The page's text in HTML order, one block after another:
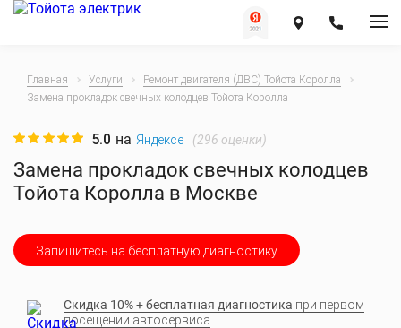
Главная Услуги
Ремонт двигателя (ДВС) Тойота Королла
Замена прокладок свечных колодцев Тойота Королла
Замена прокладок свечных колодцев
Тойота Королла в Москве
5.0 на Яндексе (296 оценки)
Запишитесь на бесплатную диагностику
Скидка 10% + бесплатная диагностика при первом
посещении автосервиса